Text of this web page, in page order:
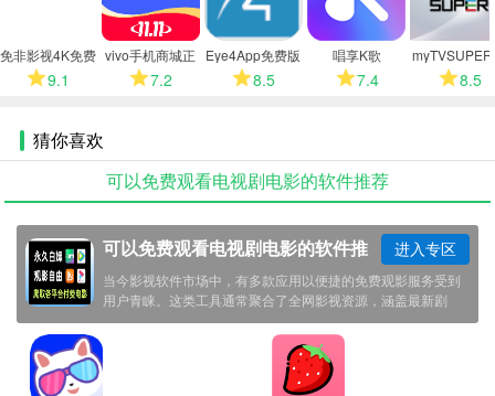
多
免非影视4K免费
版9.1
vivo手机商城正
版7.2
Eye4App免费版
8.5
唱享K歌
7.4
能电视版
8.5
猜你喜欢
可以免费观看电视剧电影的软件推荐
可以免费观看电视剧电影的软件推
当今影视软件市场中，有多款应用以便捷的免费观影服务受到
用户青睐。这类工具通常聚合了全网影视资源，涵盖最新剧
集、院线电影及经典作品，支持高清播放与多源切换。其核心
优势在于提供流畅的观影体验，具备智能搜索、个性化推荐及
离线缓存等功能，同时通过合法授权或技术手段实现免费服
务。部分应用还融入社区互动元素，如弹幕评论与剧情讨论，
进入专区